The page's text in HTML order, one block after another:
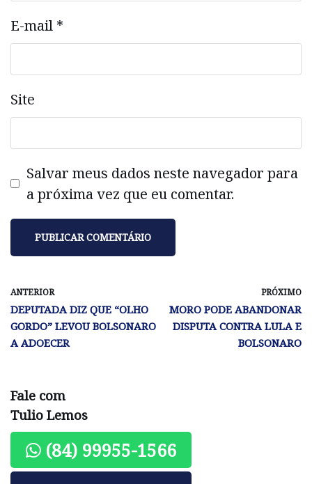
E-mail *
Site
Salvar meus dados neste navegador para
a próxima vez que eu comentar.
ANTERIOR
DEPUTADA DIZ QUE “OLHO
GORDO” LEVOU BOLSONARO
A ADOECER
PRÓXIMO
MORO PODE ABANDONAR
DISPUTA CONTRA LULA E
BOLSONARO
Fale com
Tulio Lemos
(84) 99955-1566